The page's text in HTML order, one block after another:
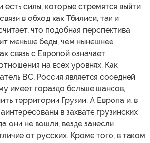
есть силы, которые стремятся выйти
в обход как Тбилиси, так и
что подобная перспектива
меньше беды, чем нынешнее
связь с Европой означает
на всех уровнях. Как
ВС, Россия является соседней
имеет гораздо больше шансов,
территории Грузии. А Европа и, в
в захвате грузинских
они не вошли, везде занесли
от русских. Кроме того, в таком